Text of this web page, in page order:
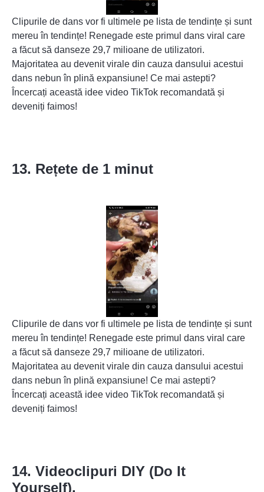
Clipurile de dans vor fi ultimele pe lista de tendințe și sunt
mereu în tendințe! Renegade este primul dans viral care
a făcut să danseze 29,7 milioane de utilizatori.
Majoritatea au devenit virale din cauza dansului acestui
dans nebun în plină expansiune! Ce mai astepti?
Încercați această idee video TikTok recomandată și
deveniți faimos!
13. Rețete de 1 minut
Clipurile de dans vor fi ultimele pe lista de tendințe și sunt
mereu în tendințe! Renegade este primul dans viral care
a făcut să danseze 29,7 milioane de utilizatori.
Majoritatea au devenit virale din cauza dansului acestui
dans nebun în plină expansiune! Ce mai astepti?
Încercați această idee video TikTok recomandată și
deveniți faimos!
14. Videoclipuri DIY (Do It
Yourself).